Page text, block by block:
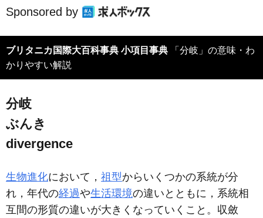
Sponsored by
ブリタニカ国際大百科事典 小項目事典 「分岐」の意味・わ
かりやすい解説
分岐
ぶんき
divergence
生物進化において， 祖型からいくつかの系統が分
れ，年代の経過や生活環境の違いとともに，系統相
互間の形質の違いが大きくなっていくこと。収斂